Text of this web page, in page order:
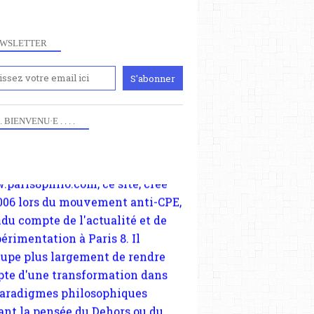
. BIENVENU·E . . . .
ce site, créé
lors du mouvement anti-CPE,
d'une transformation dans
philosophiques
la pensée du Dehors ou du
omme la nomme les
classique. Nous
quant à nous déjà basculé
dans la modernité